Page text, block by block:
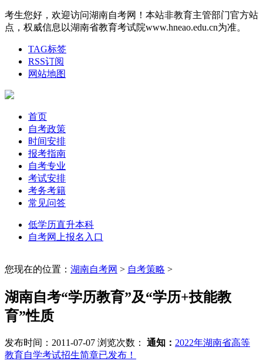
考生您好，欢迎访问湖南自考网！本站非教育主管部门官方站
点，权威信息以湖南省教育考试院www.hneao.edu.cn为准。
TAG标签
RSS订阅
网站地图
首页
自考政策
时间安排
报考指南
自考专业
考试安排
考务考籍
常见问答
低学历直升本科
自考网上报名入口
您现在的位置： 湖南自考网 > 自考策略 >
湖南自考“学历教育”及“学历+技能教
育”性质
发布时间：2011-07-07 浏览次数： 通知： 2022年湖南省高等
教育自学考试招生简章已发布！